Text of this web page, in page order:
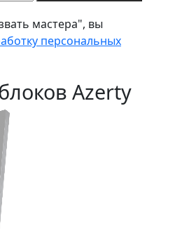
мастера", вы
персональных
Azerty